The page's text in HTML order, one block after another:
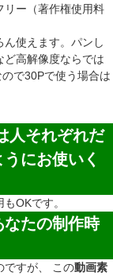
リー（著作権使用料
使えます。パンし
ど高解像度ならでは
で30Pで使う場合は
人それぞれだ
にお使いく
OKです。
たの制作時
ですが、 この動画素